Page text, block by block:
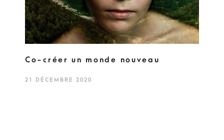
Co-créer un monde nouveau
21 DÉCEMBRE 2020